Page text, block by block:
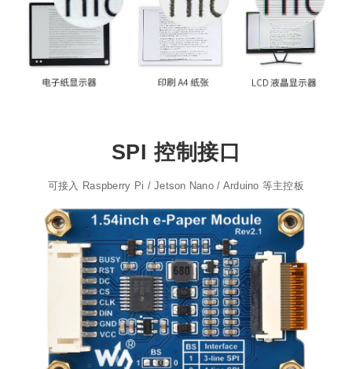
SPI 控制接口
可接入 Raspberry Pi / Jetson Nano / Arduino 等主控板